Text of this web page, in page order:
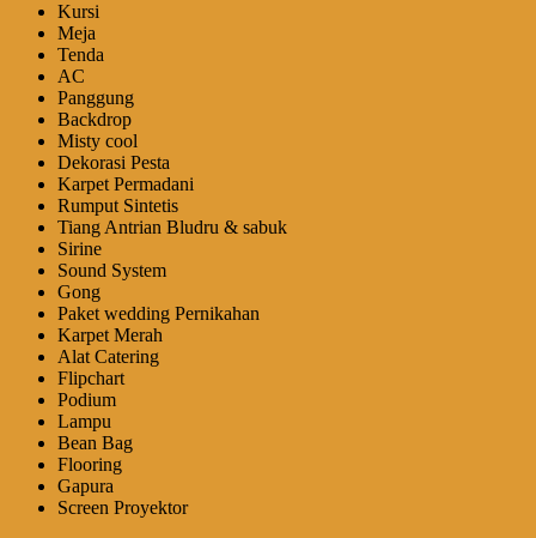
Kursi
Meja
Tenda
AC
Panggung
Backdrop
Misty cool
Dekorasi Pesta
Karpet Permadani
Rumput Sintetis
Tiang Antrian Bludru & sabuk
Sirine
Sound System
Gong
Paket wedding Pernikahan
Karpet Merah
Alat Catering
Flipchart
Podium
Lampu
Bean Bag
Flooring
Gapura
Screen Proyektor